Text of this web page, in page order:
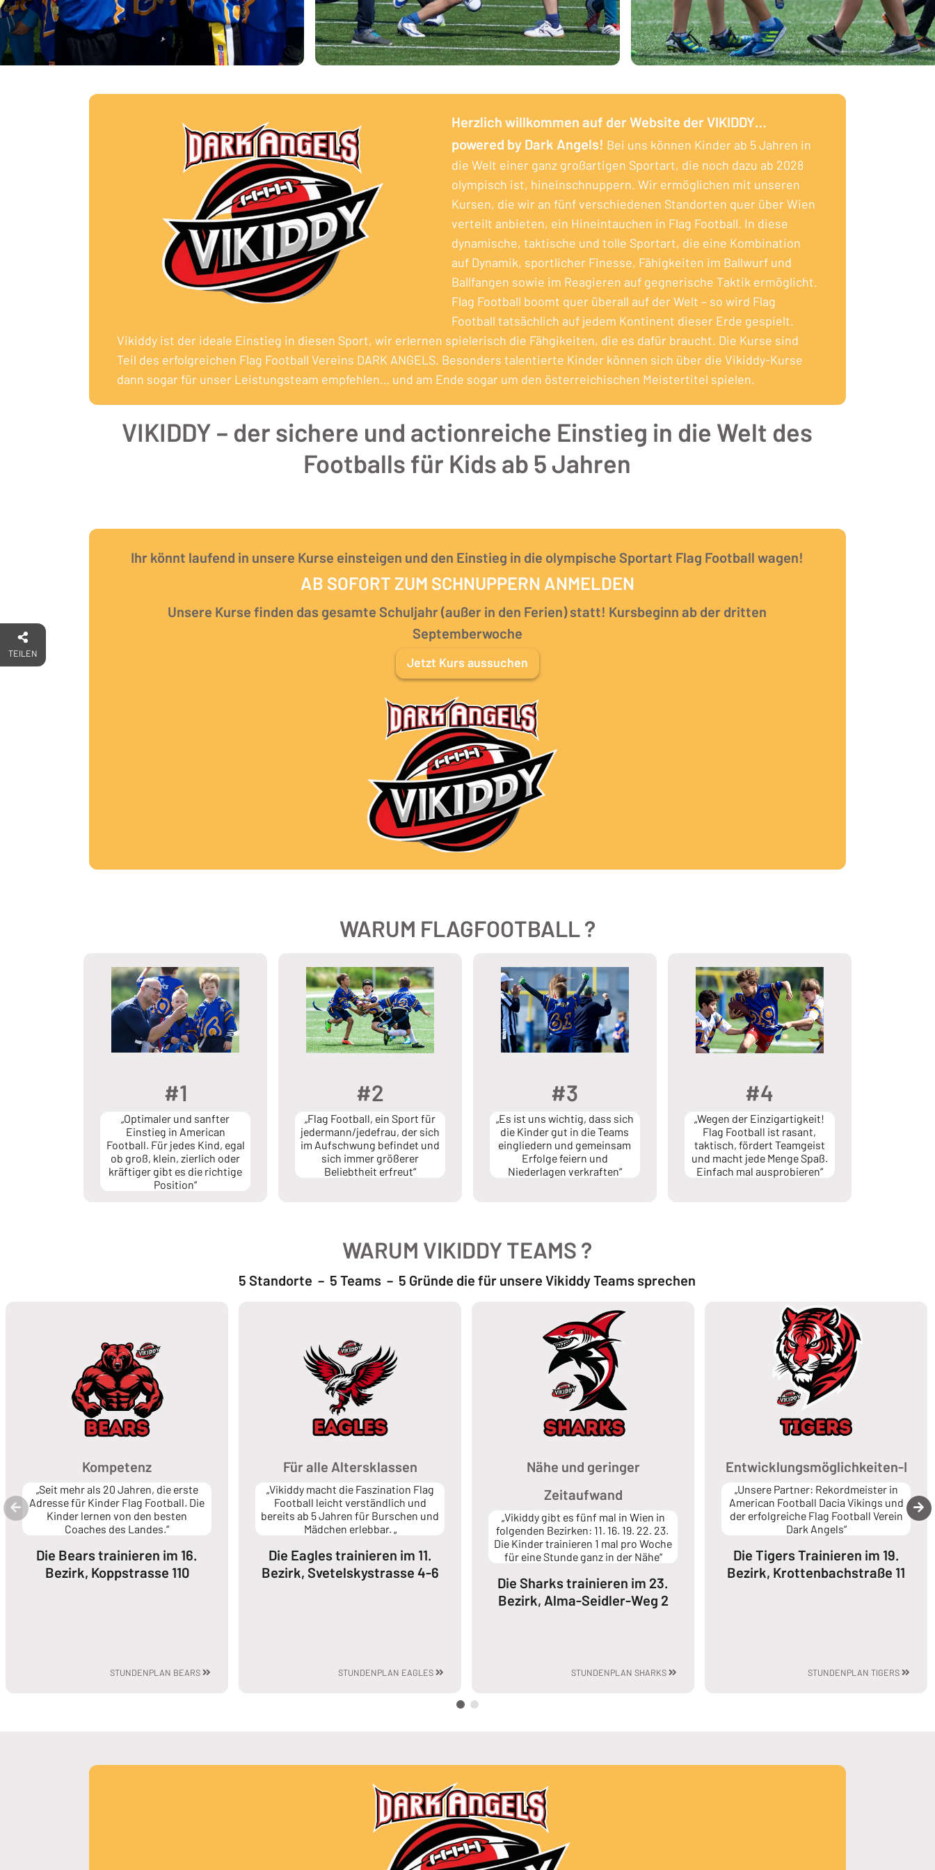
Herzlich willkommen auf der Website der VIKIDDY…
powered by Dark Angels! Bei uns können Kinder ab 5 Jahren in
die Welt einer ganz großartigen Sportart, die noch dazu ab 2028
olympisch ist, hineinschnuppern. Wir ermöglichen mit unseren
Kursen, die wir an fünf verschiedenen Standorten quer über Wien
verteilt anbieten, ein Hineintauchen in Flag Football. In diese
dynamische, taktische und tolle Sportart, die eine Kombination
auf Dynamik, sportlicher Finesse, Fähigkeiten im Ballwurf und
Ballfangen sowie im Reagieren auf gegnerische Taktik ermöglicht.
Flag Football boomt quer überall auf der Welt – so wird Flag
Football tatsächlich auf jedem Kontinent dieser Erde gespielt.
Vikiddy ist der ideale Einstieg in diesen Sport, wir erlernen spielerisch die Fähgikeiten, die es dafür braucht. Die Kurse sind
Teil des erfolgreichen Flag Football Vereins DARK ANGELS. Besonders talentierte Kinder können sich über die Vikiddy-Kurse
dann sogar für unser Leistungsteam empfehlen… und am Ende sogar um den österreichischen Meistertitel spielen.
VIKIDDY – der sichere und actionreiche Einstieg in die Welt des
Footballs für Kids ab 5 Jahren
Ihr könnt laufend in unsere Kurse einsteigen und den Einstieg in die olympische Sportart Flag Football wagen!
AB SOFORT ZUM SCHNUPPERN ANMELDEN
Unsere Kurse finden das gesamte Schuljahr (außer in den Ferien) statt! Kursbeginn ab der dritten
Septemberwoche
Jetzt Kurs aussuchen
WARUM FLAGFOOTBALL ?
#1
„Optimaler und sanfter
Einstieg in American
Football. Für jedes Kind, egal
ob groß, klein, zierlich oder
kräftiger gibt es die richtige
Position“
#2
„Flag Football, ein Sport für
jedermann/jedefrau, der sich
im Aufschwung befindet und
sich immer größerer
Beliebtheit erfreut“
#3
„Es ist uns wichtig, dass sich
die Kinder gut in die Teams
eingliedern und gemeinsam
Erfolge feiern und
Niederlagen verkraften“
#4
„Wegen der Einzigartigkeit!
Flag Football ist rasant,
taktisch, fördert Teamgeist
und macht jede Menge Spaß.
Einfach mal ausprobieren“
WARUM VIKIDDY TEAMS ?
5 Standorte – 5 Teams – 5 Gründe die für unsere Vikiddy Teams sprechen
Kompetenz
„Seit mehr als 20 Jahren, die erste
Adresse für Kinder Flag Football. Die
Kinder lernen von den besten
Coaches des Landes.“
Die Bears trainieren im 16.
Bezirk, Koppstrasse 110
MEHR DAZU LESEN:
STUNDENPLAN BEARS
Für alle Altersklassen
„Vikiddy macht die Faszination Flag
Football leicht verständlich und
bereits ab 5 Jahren für Burschen und
Mädchen erlebbar. „
Die Eagles trainieren im 11.
Bezirk, Svetelskystrasse 4-6
MEHR DAZU LESEN:
STUNDENPLAN EAGLES
Nähe und geringer
Zeitaufwand
„Vikiddy gibt es fünf mal in Wien in
folgenden Bezirken: 11. 16. 19. 22. 23.
Die Kinder trainieren 1 mal pro Woche
für eine Stunde ganz in der Nähe“
Die Sharks trainieren im 23.
Bezirk, Alma-Seidler-Weg 2
MEHR DAZU LESEN:
STUNDENPLAN SHARKS
Entwicklungsmöglichkeiten-I
„Unsere Partner: Rekordmeister in
American Football Dacia Vikings und
der erfolgreiche Flag Football Verein
Dark Angels“
Die Tigers Trainieren im 19.
Bezirk, Krottenbachstraße 11
MEHR DAZU LESEN:
STUNDENPLAN TIGERS
TEILEN